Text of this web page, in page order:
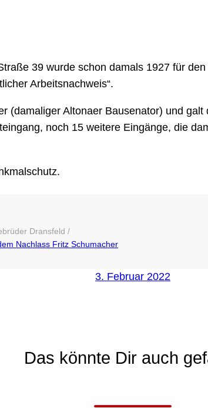
39 wurde schon damals 1927 für
Arbeitsnachweis“.
(damaliger Altonaer Bausenator) und
noch 15 weitere Eingänge, die
Dransfeld /
Nachlass Fritz Schumacher
3. Februar 2022
Das könnte Dir auch